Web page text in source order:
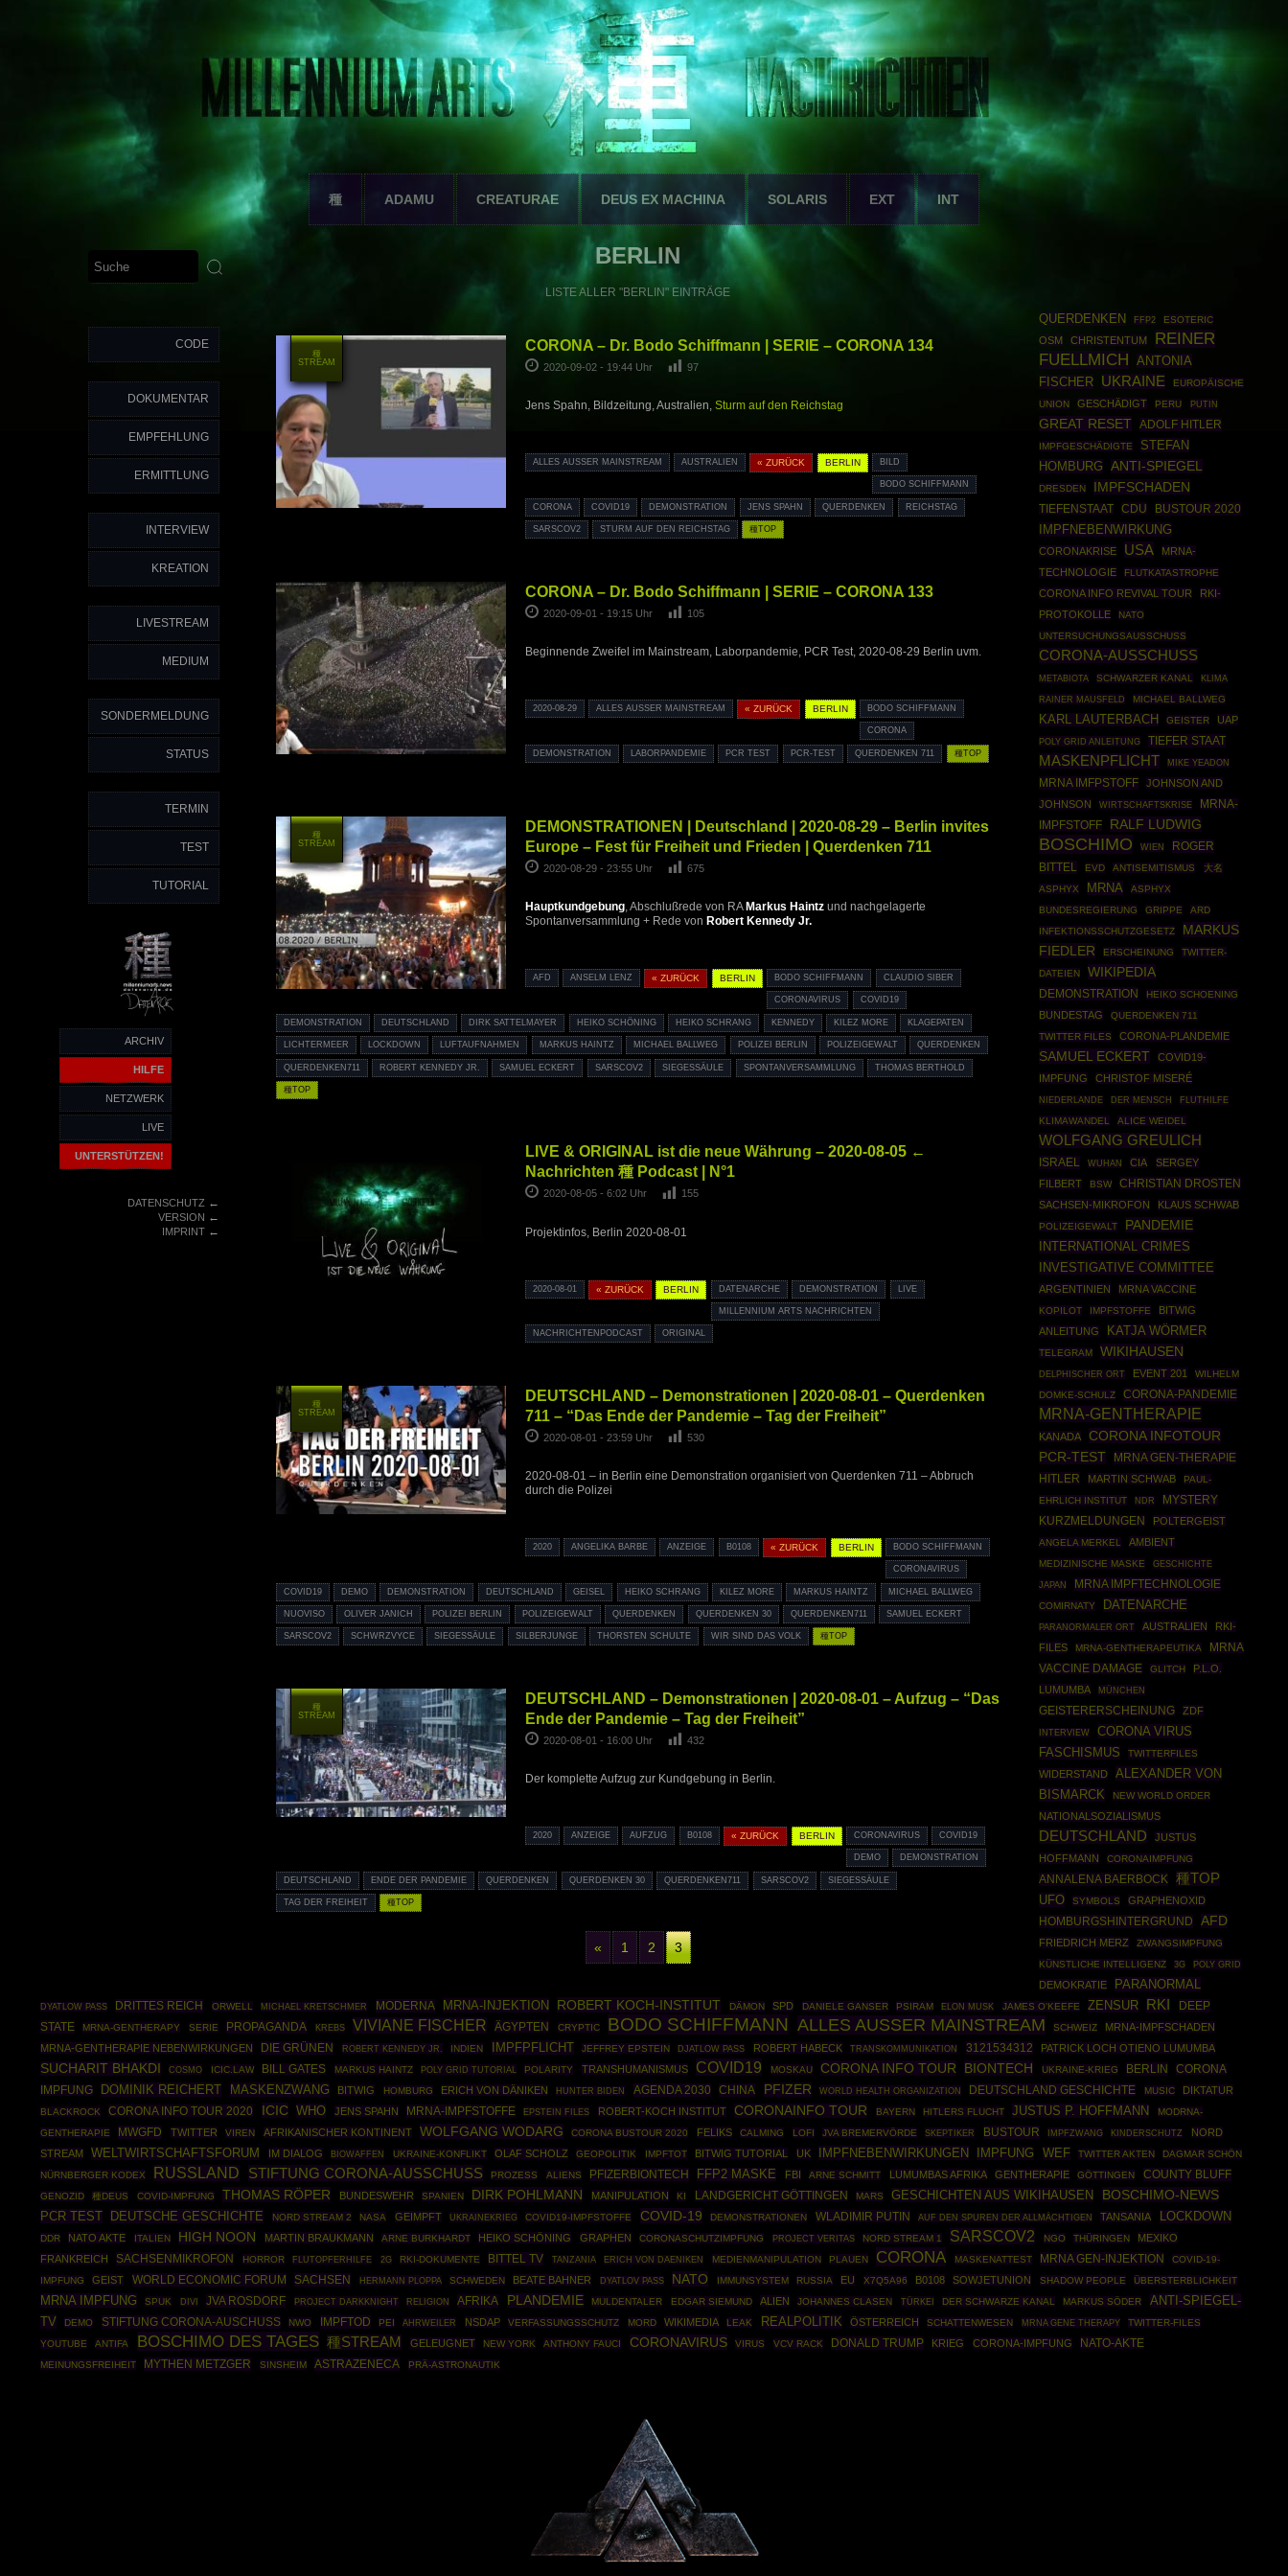
種 ADAMU CREATURAE DEUS EX MACHINA SOLARIS EXT INT
CODE
DOKUMENTAR
EMPFEHLUNG
ERMITTLUNG
INTERVIEW
KREATION
LIVESTREAM
MEDIUM
SONDERMELDUNG
STATUS
TERMIN
TEST
TUTORIAL
ARCHIV
HILFE
NETZWERK
LIVE
UNTERSTÜTZEN!
DATENSCHUTZ←
VERSION ←
IMPRINT←
BERLIN
LISTE ALLER "BERLIN" EINTRÄGE
CORONA – Dr. Bodo Schiffmann | SERIE – CORONA 134
2020-09-02 - 19:44 Uhr 97
Jens Spahn, Bildzeitung, Australien, Sturm auf den Reichstag
ALLES AUSSER MAINSTREAM AUSTRALIEN « ZURÜCK BERLIN BILD
BODO SCHIFFMANN
CORONA COVID19 DEMONSTRATION JENS SPAHN QUERDENKEN REICHSTAG
SARSCOV2 STURM AUF DEN REICHSTAG
種
STREAM
種TOP
CORONA – Dr. Bodo Schiffmann | SERIE – CORONA 133
2020-09-01 - 19:15 Uhr 105
Beginnende Zweifel im Mainstream, Laborpandemie, PCR Test, 2020-08-29 Berlin uvm.
2020-08-29 ALLES AUSSER MAINSTREAM « ZURÜCK BERLIN BODO SCHIFFMANN
CORONA
DEMONSTRATION LABORPANDEMIE PCR TEST PCR-TEST QUERDENKEN 711 種TOP
DEMONSTRATIONEN | Deutschland | 2020-08-29 – Berlin invites
Europe – Fest für Freiheit und Frieden | Querdenken 711
2020-08-29 - 23:55 Uhr 675
Hauptkundgebung, Abschlußrede von RA Markus Haintzund nachgelagerte
Spontanversammlung + Rede von Robert Kennedy Jr.
AFD ANSELM LENZ « ZURÜCK BERLIN BODO SCHIFFMANN CLAUDIO SIBER
CORONAVIRUS COVID19
DEMONSTRATION DEUTSCHLAND DIRK SATTELMAYER HEIKO SCHÖNING HEIKO SCHRANG KENNEDY KILEZ MORE KLAGEPATEN
LICHTERMEER LOCKDOWN LUFTAUFNAHMEN MARKUS HAINTZ MICHAEL BALLWEG POLIZEI BERLIN POLIZEIGEWALT QUERDENKEN
QUERDENKEN711 ROBERT KENNEDY JR. SAMUEL ECKERT SARSCOV2 SIEGESSÄULE SPONTANVERSAMMLUNG THOMAS BERTHOLD
種
STREAM
種TOP
LIVE & ORIGINAL ist die neue Währung – 2020-08-05 ←
Nachrichten 種 Podcast | N°1
2020-08-05 - 6:02 Uhr 155
Projektinfos, Berlin 2020-08-01
2020-08-01 « ZURÜCK BERLIN DATENARCHE DEMONSTRATION LIVE
MILLENNIUM ARTS NACHRICHTEN
NACHRICHTENPODCAST ORIGINAL
DEUTSCHLAND – Demonstrationen | 2020-08-01 – Querdenken
711 – “Das Ende der Pandemie – Tag der Freiheit”
2020-08-01 - 23:59 Uhr 530
2020-08-01 – in Berlin eine Demonstration organisiert von Querdenken 711 – Abbruch
durch die Polizei
2020 ANGELIKA BARBE ANZEIGE B0108 « ZURÜCK BERLIN BODO SCHIFFMANN
CORONAVIRUS
COVID19 DEMO DEMONSTRATION DEUTSCHLAND GEISEL HEIKO SCHRANG KILEZ MORE MARKUS HAINTZ MICHAEL BALLWEG
NUOVISO OLIVER JANICH POLIZEI BERLIN POLIZEIGEWALT QUERDENKEN QUERDENKEN 30 QUERDENKEN711 SAMUEL ECKERT
SARSCOV2 SCHWRZVYCE SIEGESSÄULE SILBERJUNGE THORSTEN SCHULTE WIR SIND DAS VOLK
種
STREAM
種TOP
DEUTSCHLAND – Demonstrationen | 2020-08-01 – Aufzug – “Das
Ende der Pandemie – Tag der Freiheit”
2020-08-01 - 16:00 Uhr 432
Der komplette Aufzug zur Kundgebung in Berlin.
2020 ANZEIGE AUFZUG B0108 « ZURÜCK BERLIN CORONAVIRUS COVID19
DEMO DEMONSTRATION
DEUTSCHLAND ENDE DER PANDEMIE QUERDENKEN QUERDENKEN 30 QUERDENKEN711 SARSCOV2 SIEGESSÄULE
TAG DER FREIHEIT
種
STREAM
種TOP
« 1 2 3
QUERDENKEN FFP2 ESOTERIC
OSM CHRISTENTUM
REINER
FUELLMICH
ANTONIA
FISCHER
UKRAINE
EUROPÄISCHE
UNION
GESCHÄDIGT PERU PUTIN
GREAT RESET ADOLF HITLER
IMPFGESCHÄDIGTE
STEFAN
HOMBURG
ANTI-SPIEGEL
DRESDEN IMPFSCHADEN
TIEFENSTAAT CDU BUSTOUR 2020
IMPFNEBENWIRKUNG
CORONAKRISE USA
MRNA-
TECHNOLOGIE
FLUTKATASTROPHE
CORONA INFO REVIVAL TOUR
RKI-
PROTOKOLLE
NATO
UNTERSUCHUNGSAUSSCHUSS
CORONA-AUSSCHUSS
METABIOTA SCHWARZER KANAL KLIMA
RAINER MAUSFELD MICHAEL BALLWEG
KARL LAUTERBACH GEISTER UAP
POLY GRID ANLEITUNG TIEFER STAAT
MASKENPFLICHT MIKE YEADON
MRNA IMFPSTOFF
JOHNSON AND
JOHNSON
WIRTSCHAFTSKRISE
MRNA-
IMPFSTOFF
RALF LUDWIG
BOSCHIMO WIEN
ROGER
BITTEL
EVD ANTISEMITISMUS
大名
ASPHYX
MRNA
ASPHYX
BUNDESREGIERUNG
GRIPPE
ARD
INFEKTIONSSCHUTZGESETZ
MARKUS
FIEDLER
ERSCHEINUNG
TWITTER-
DATEIEN
WIKIPEDIA
DEMONSTRATION HEIKO SCHOENING
BUNDESTAG
QUERDENKEN 711
TWITTER FILES
CORONA-PLANDEMIE
SAMUEL ECKERT
COVID19-
IMPFUNG
CHRISTOF MISERÉ
NIEDERLANDE DER MENSCH FLUTHILFE
KLIMAWANDEL ALICE WEIDEL
WOLFGANG GREULICH
ISRAEL WUHAN CIA
SERGEY
FILBERT
BSW CHRISTIAN DROSTEN
SACHSEN-MIKROFON KLAUS SCHWAB
POLIZEIGEWALT PANDEMIE
INTERNATIONAL CRIMES
INVESTIGATIVE COMMITTEE
ARGENTINIEN MRNA VACCINE
KOPILOT IMPFSTOFFE
BITWIG
ANLEITUNG
KATJA WÖRMER
TELEGRAM WIKIHAUSEN
DELPHISCHER ORT EVENT 201
WILHELM
DOMKE-SCHULZ
CORONA-PANDEMIE
MRNA-GENTHERAPIE
KANADA CORONA INFOTOUR
PCR-TEST MRNA GEN-THERAPIE
HITLER MARTIN SCHWAB
PAUL-
EHRLICH INSTITUT
NDR
MYSTERY
KURZMELDUNGEN
POLTERGEIST
ANGELA MERKEL AMBIENT
MEDIZINISCHE MASKE GESCHICHTE
JAPAN MRNA IMPFTECHNOLOGIE
COMIRNATY DATENARCHE
PARANORMALER ORT AUSTRALIEN
RKI-
FILES
MRNA-GENTHERAPEUTIKA
MRNA
VACCINE DAMAGE
GLITCH
P.L.O.
LUMUMBA
MÜNCHEN
GEISTERERSCHEINUNG ZDF
INTERVIEW CORONA VIRUS
FASCHISMUS TWITTERFILES
WIDERSTAND
ALEXANDER VON
BISMARCK
NEW WORLD ORDER
NATIONALSOZIALISMUS
DEUTSCHLAND
JUSTUS
HOFFMANN
CORONAIMPFUNG
ANNALENA BAERBOCK 種TOP
UFO SYMBOLS GRAPHENOXID
HOMBURGSHINTERGRUND AFD
FRIEDRICH MERZ
ZWANGSIMPFUNG
KÜNSTLICHE INTELLIGENZ
3G POLY GRID
DEMOKRATIE PARANORMAL
DYATLOW PASS DRITTES REICH ORWELL MICHAEL KRETSCHMER MODERNA MRNA-INJEKTION ROBERT KOCH-INSTITUT DÄMON SPD DANIELE GANSER PSIRAM ELON MUSK JAMES O'KEEFE ZENSUR RKI
DEEP
STATE
MRNA-GENTHERAPY SERIE PROPAGANDA KREBS VIVIANE FISCHER ÄGYPTEN CRYPTIC BODO SCHIFFMANN ALLES AUSSER MAINSTREAM SCHWEIZ
MRNA-IMPFSCHADEN
MRNA-GENTHERAPIE NEBENWIRKUNGEN
DIE GRÜNEN ROBERT KENNEDY JR. INDIEN IMPFPFLICHT JEFFREY EPSTEIN DJATLOW PASS ROBERT HABECK TRANSKOMMUNIKATION 3121534312 PATRICK LOCH OTIENO LUMUMBA
SUCHARIT BHAKDI COSMO ICIC.LAW BILL GATES MARKUS HAINTZ POLY GRID TUTORIAL POLARITY TRANSHUMANISMUS COVID19 MOSKAU CORONA INFO TOUR BIONTECH UKRAINE-KRIEG BERLIN
CORONA
IMPFUNG
DOMINIK REICHERT MASKENZWANG BITWIG HOMBURG ERICH VON DÄNIKEN HUNTER BIDEN AGENDA 2030 CHINA PFIZER WORLD HEALTH ORGANIZATION DEUTSCHLAND GESCHICHTE MUSIC DIKTATUR
BLACKROCK CORONA INFO TOUR 2020 ICIC WHO JENS SPAHN MRNA-IMPFSTOFFE EPSTEIN FILES ROBERT-KOCH INSTITUT CORONAINFO TOUR BAYERN HITLERS FLUCHT JUSTUS P. HOFFMANN
MODRNA-
GENTHERAPIE
MWGFD TWITTER VIREN AFRIKANISCHER KONTINENT WOLFGANG WODARG CORONA BUSTOUR 2020 FELIKS CALMING LOFI JVA BREMERVÖRDE SKEPTIKER BUSTOUR IMPFZWANG KINDERSCHUTZ
NORD
STREAM
WELTWIRTSCHAFTSFORUM IM DIALOG BIOWAFFEN UKRAINE-KONFLIKT OLAF SCHOLZ GEOPOLITIK IMPFTOT BITWIG TUTORIAL UK IMPFNEBENWIRKUNGEN IMPFUNG WEF TWITTER AKTEN
DAGMAR SCHÖN
NÜRNBERGER KODEX
RUSSLAND STIFTUNG CORONA-AUSSCHUSS PROZESS ALIENS PFIZERBIONTECH FFP2 MASKE FBI ARNE SCHMITT LUMUMBAS AFRIKA GENTHERAPIE GÖTTINGEN COUNTY BLUFF
GENOZID 種DEUS COVID-IMPFUNG THOMAS RÖPER BUNDESWEHR SPANIEN DIRK POHLMANN MANIPULATION KI LANDGERICHT GÖTTINGEN MARS GESCHICHTEN AUS WIKIHAUSEN BOSCHIMO-NEWS
PCR TEST DEUTSCHE GESCHICHTE NORD STREAM 2 NASA GEIMPFT UKRAINEKRIEG COVID19-IMPFSTOFFE COVID-19 DEMONSTRATIONEN WLADIMIR PUTIN AUF DEN SPUREN DER ALLMÄCHTIGEN TANSANIA LOCKDOWN
DDR NATO AKTE ITALIEN HIGH NOON MARTIN BRAUKMANN ARNE BURKHARDT HEIKO SCHÖNING GRAPHEN CORONASCHUTZIMPFUNG PROJECT VERITAS NORD STREAM 1 SARSCOV2 NGO THÜRINGEN
MEXIKO
FRANKREICH
SACHSENMIKROFON HORROR FLUTOPFERHILFE 2G RKI-DOKUMENTE BITTEL TV TANZANIA ERICH VON DAENIKEN MEDIENMANIPULATION PLAUEN CORONA MASKENATTEST MRNA GEN-INJEKTION
COVID-19-
IMPFUNG
GEIST WORLD ECONOMIC FORUM SACHSEN HERMANN PLOPPA SCHWEDEN BEATE BAHNER DYATLOV PASS NATO IMMUNSYSTEM RUSSIA EU X7Q5A96 B0108 SOWJETUNION SHADOW PEOPLE ÜBERSTERBLICHKEIT
MRNA IMPFUNG SPUK DIVI JVA ROSDORF PROJECT DARKKNIGHT RELIGION AFRIKA PLANDEMIE MULDENTALER EDGAR SIEMUND ALIEN JOHANNES CLASEN TÜRKEI DER SCHWARZE KANAL MARKUS SÖDER
ANTI-SPIEGEL-
TV
DEMO STIFTUNG CORONA-AUSCHUSS NWO IMPFTOD PEI AHRWEILER NSDAP VERFASSUNGSSCHUTZ MORD WIKIMEDIA LEAK REALPOLITIK ÖSTERREICH SCHATTENWESEN MRNA GENE THERAPY
TWITTER-FILES
YOUTUBE
ANTIFA BOSCHIMO DES TAGES 種STREAM GELEUGNET NEW YORK ANTHONY FAUCI CORONAVIRUS VIRUS VCV RACK DONALD TRUMP KRIEG CORONA-IMPFUNG NATO-AKTE
MEINUNGSFREIHEIT MYTHEN METZGER SINSHEIM ASTRAZENECA PRÄ-ASTRONAUTIK
Powered By :